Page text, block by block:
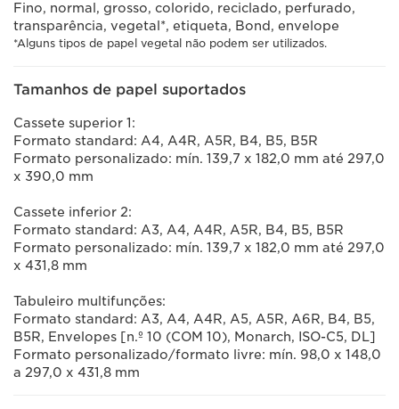
Fino, normal, grosso, colorido, reciclado, perfurado,
transparência, vegetal*, etiqueta, Bond, envelope
*Alguns tipos de papel vegetal não podem ser utilizados.
Tamanhos de papel suportados
Cassete superior 1:
Formato standard: A4, A4R, A5R, B4, B5, B5R
Formato personalizado: mín. 139,7 x 182,0 mm até 297,0
x 390,0 mm
Cassete inferior 2:
Formato standard: A3, A4, A4R, A5R, B4, B5, B5R
Formato personalizado: mín. 139,7 x 182,0 mm até 297,0
x 431,8 mm
Tabuleiro multifunções:
Formato standard: A3, A4, A4R, A5, A5R, A6R, B4, B5,
B5R, Envelopes [n.º 10 (COM 10), Monarch, ISO-C5, DL]
Formato personalizado/formato livre: mín. 98,0 x 148,0
a 297,0 x 431,8 mm